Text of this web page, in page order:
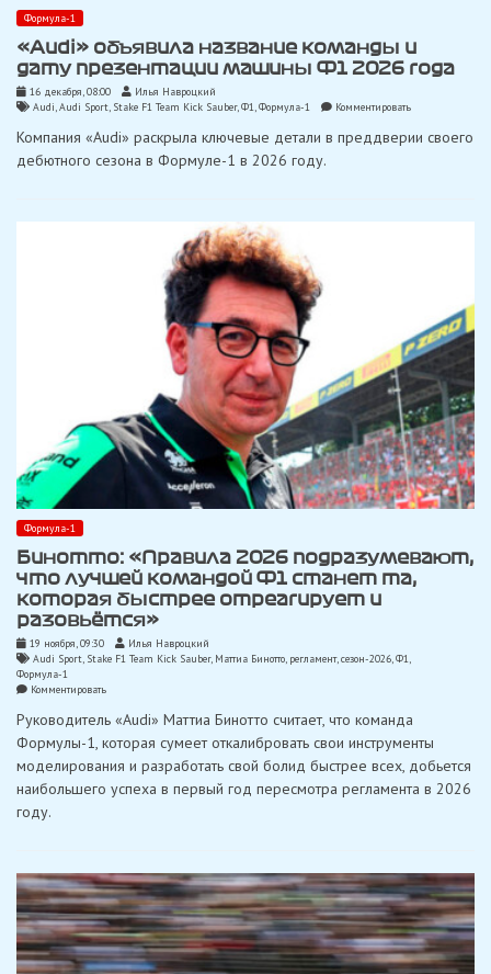
Формула-1
«Audi» объявила название команды и
дату презентации машины Ф1 2026 года
16 декабря, 08:00
Илья Навроцкий
Audi,Audi Sport, Stake F1 Team Kick Sauber,Ф1,Формула-1 Комментироватьon
объявила
Компания «Audi» раскрыла ключевые детали в преддверии своего
дебютного сезона в Формуле-1 в 2026 году.
Формула-1
Бинотто: «Правила 2026 подразумевают,
что лучшей командой Ф1 станет та,
которая быстрее отреагирует и
разовьётся»
19 ноября, 09:30
Илья Навроцкий
Audi Sport, Stake F1 Team Kick Sauber, Маттиа Бинотто, регламент,сезон-2026,Ф1
Формула-1
Комментироватьon
«Правила
подразумевают,
что
командой
быстрее
отреагирует
и
разовьётся»
Руководитель «Audi» Маттиа Бинотто считает, что команда
Формулы-1, которая сумеет откалибровать свои инструменты
моделирования и разработать свой болид быстрее всех, добьется
наибольшего успеха в первый год пересмотра регламента в 2026
году.